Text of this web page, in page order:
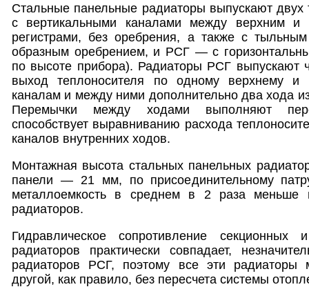
Стальные панельные радиаторы выпускают
с вертикальными каналами между верхним и
регистрами, без оребрения, а также с
образным оребрением, и РСГ — с
по высоте прибора). Радиаторы РСГ выпускают
выход теплоносителя по одному верхнему и
каналам и между ними дополнительно два хода
Перемычки между ходами выполняют
способствует выравниванию расхода
каналов внутренних ходов.
Монтажная высота стальных панельных
панели — 21 мм, по присоединительному
металлоемкость в среднем в 2 раза меньше
радиаторов.
Гидравлическое сопротивление секционных
радиаторов практически совпадает,
радиаторов РСГ, поэтому все эти
другой, как правило, без пересчета системы